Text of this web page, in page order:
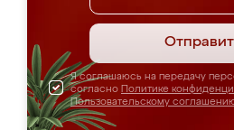
Я соглашаюсь на передачу
согласно Политике
Пользовательскому